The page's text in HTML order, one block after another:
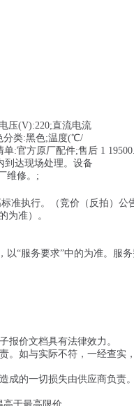
压(V):220;直流电流
分类:黑色;温度(℃/
单:官方原厂配件;售后
到达现场处理。设备
维修。;
1
准执行。（竞价（反拍）公
为准）。
以“服务要求”中的为准。服
报价文档具有法律效力。
。如与实际不符，一经查实
成的一切损失由供应商负责。